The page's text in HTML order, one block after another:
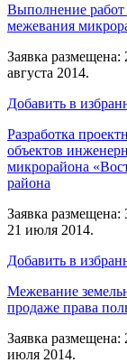
Выполнение работ
межевания
Заявка
августа 2014.
Добавить в
Разработка
объектов
микрорайона
района
Заявка
21 июля 2014.
Добавить в
Межевание
продаже права
Заявка
июля 2014.